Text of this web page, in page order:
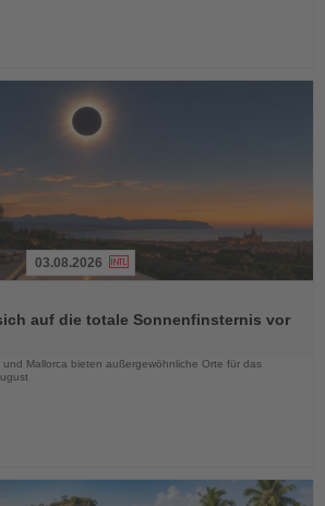
03.08.2026
auf die totale Sonnenfinsternis vor
Mallorca bieten außergewöhnliche Orte für das